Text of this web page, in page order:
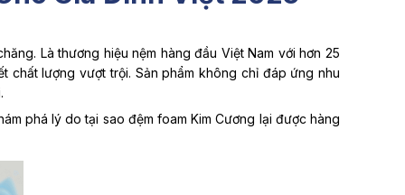
Là thương hiệu nệm hàng đầu Việt Nam với hơn 25
chất lượng vượt trội. Sản phẩm không chỉ đáp ứng nhu
phá lý do tại sao đệm foam Kim Cương lại được hàng